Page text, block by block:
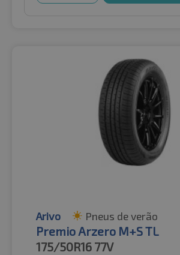
Arivo Pneus de verão
Premio Arzero M+S TL
175/50R16 77V